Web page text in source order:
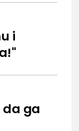
i
da ga